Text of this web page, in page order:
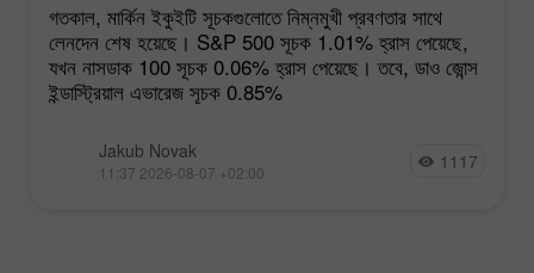
গতকাল, মার্কিন ইকুইটি সূচকগুলোতে নিম্নমুখী প্রবণতার সাথে
লেনদেন শেষ হয়েছে। S&P 500 সূচক 1.01% হ্রাস পেয়েছে,
যখন নাসডাক 100 সূচক 0.06% হ্রাস পেয়েছে। তবে, ডাও জোন্স
ইন্ডাস্ট্রিয়াল এভারেজ সূচক 0.85%
Jakub Novak
11:37 2026-08-07 +02:00 1117